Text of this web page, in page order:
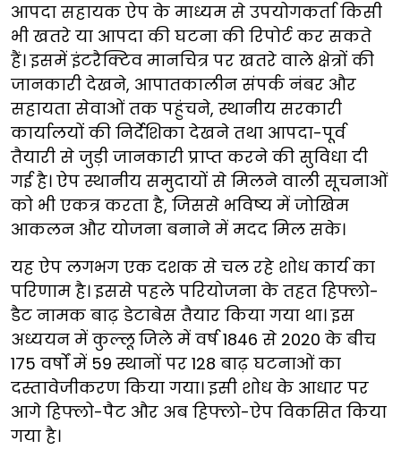
आपदा सहायक ऐप के माध्यम से उपयोगकर्ता किसी
भी खतरे या आपदा की घटना की रिपोर्ट कर सकते
हैं। इसमें इंटरैक्टिव मानचित्र पर खतरे वाले क्षेत्रों की
जानकारी देखने, आपातकालीन संपर्क नंबर और
सहायता सेवाओं तक पहुंचने, स्थानीय सरकारी
कार्यालयों की निर्देशिका देखने तथा आपदा-पूर्व
तैयारी से जुड़ी जानकारी प्राप्त करने की सुविधा दी
गई है। ऐप स्थानीय समुदायों से मिलने वाली सूचनाओं
को भी एकत्र करता है, जिससे भविष्य में जोखिम
आकलन और योजना बनाने में मदद मिल सके।
यह ऐप लगभग एक दशक से चल रहे शोध कार्य का
परिणाम है। इससे पहले परियोजना के तहत हिफ्लो-
डैट नामक बाढ़ डेटाबेस तैयार किया गया था। इस
अध्ययन में कुल्लू जिले में वर्ष 1846 से 2020 के बीच
175 वर्षों में 59 स्थानों पर 128 बाढ़ घटनाओं का
दस्तावेजीकरण किया गया। इसी शोध के आधार पर
आगे हिफ्लो-पैट और अब हिफ्लो-ऐप विकसित किया
गया है।